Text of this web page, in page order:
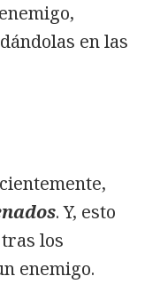
en las
. Y, esto
los
enemigo.